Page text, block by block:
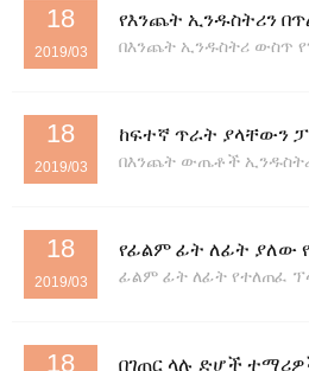
18
2019/03
18
2019/03
18
2019/03
18 በገጠር ላሉ ድሆች